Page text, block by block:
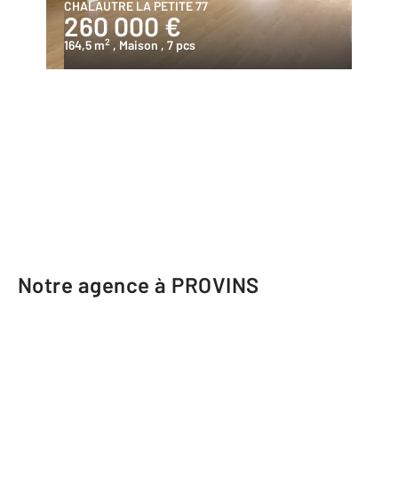
CHALAUTRE LA PETITE 77
260 000 €
164,5 m2 , Maison , 7 pcs
Notre agence à PROVINS